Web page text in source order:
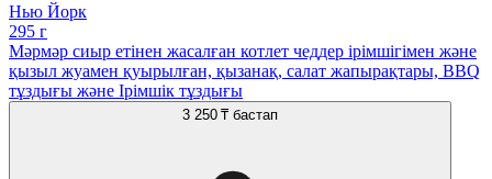
Нью Йорк
295 г
Мәрмәр сиыр етінен жасалған котлет чеддер ірімшігімен және
қызыл жуамен қуырылған, қызанақ, салат жапырақтары, BBQ
тұздығы және Ірімшік тұздығы
3 250 ₸ бастап